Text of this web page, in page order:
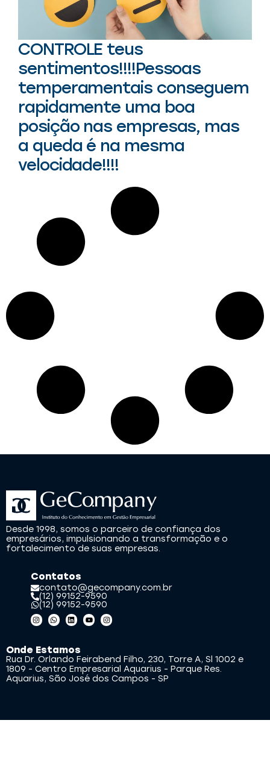
CONTROLE teus
sentimentos!!!!Pessoas
temperamentais conseguem
rapidamente uma boa
posição nas empresas, mas
a queda é na mesma
velocidade!!!!
Desde 1998, somos o parceiro de confiança dos
empresários, impulsionando a transformação e o
fortalecimento de suas empresas.
Contatos
contato@gecompany.com.br
(12) 99152-9590
(12) 99152-9590
Onde Estamos
Rua Dr. Orlando Feirabend Filho, 230, Torre A, Sl 1002 e
1809 - Centro Empresarial Aquarius - Parque Res.
Aquarius, São José dos Campos - SP